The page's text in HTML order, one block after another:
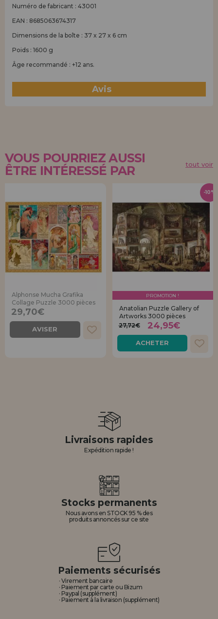
Numéro de fabricant : 43001
EAN : 8685063674317
Dimensions de la boîte : 37 x 27 x 6 cm
Poids : 1600 g
Âge recommandé : +12 ans.
Avis
VOUS POURRIEZ AUSSI
ÊTRE INTÉRESSÉ PAR
tout voir
Alphonse Mucha Grafika
Collage Puzzle 3000 pièces
29,70€
AVISER
PROMOTION !
Anatolian Puzzle Gallery of
Artworks 3000 pièces
27,72€
24,95€
ACHETER
-10%
Livraisons rapides
Expédition rapide !
Stocks permanents
Nous avons en STOCK 95 % des
produits annoncés sur ce site
Paiements sécurisés
· Virement bancaire
· Paiement par carte ou Bizum
· Paypal (supplément)
· Paiement à la livraison (supplément)